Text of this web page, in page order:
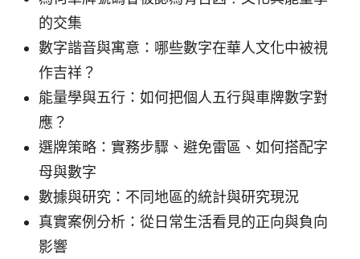
的交集
數字諧音與寓意：哪些數字在華人文化中被視
作吉祥？
能量學與五行：如何把個人五行與車牌數字對
應？
選牌策略：實務步驟、避免雷區、如何搭配字
母與數字
數據與研究：不同地區的統計與研究現況
真實案例分析：從日常生活看見的正向與負向
影響